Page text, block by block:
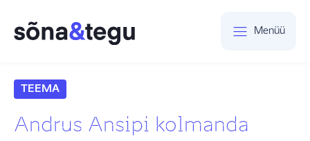
Menüü
TEEMA
Andrus Ansipi kolmanda